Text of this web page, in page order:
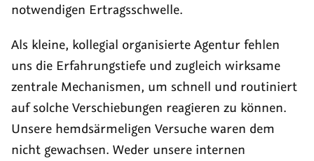
notwendigen Ertragsschwelle.
Als kleine, kollegial organisierte Agentur fehlen
uns die Erfahrungstiefe und zugleich wirksame
zentrale Mechanismen, um schnell und routiniert
auf solche Verschiebungen reagieren zu können.
Unsere hemdsärmeligen Versuche waren dem
nicht gewachsen. Weder unsere internen